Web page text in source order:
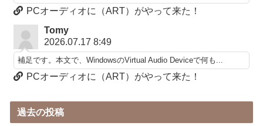
PCオーディオに（ART）がやって来た！
Tomy
2026.07.17 8:49
補足です。本文で、WindowsのVirtual Audio Deviceで何も...
PCオーディオに（ART）がやって来た！
過去の投稿